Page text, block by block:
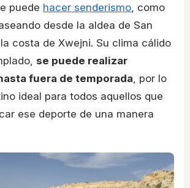
puede hacer senderismo , como
desde la aldea de San
costa de Xwejni. Su clima cálido
se puede realizar
fuera de temporada , por lo
ideal para todos aquellos que
ese deporte de una manera